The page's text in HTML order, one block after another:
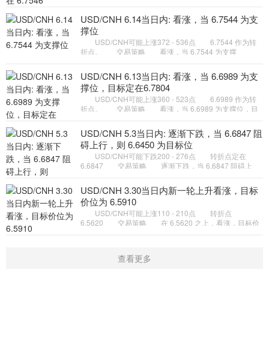
USD/CNH 6.14当日内: 看涨，当 6.7544 为支
撑位
USD/CNH可能上涨372 - 536点 6.7544 作为转
折点。 交易策略 看涨，当 6.7544 为支撑
方向定在 6.7269 和 6.7105
USD/CNH 6.13当日内: 看涨，当 6.6989 为支
撑位，目标定在6.7804
USD/CNH可能上涨360 - 523点 6.6989 作为转
折点。 交易策略 看涨，当 6.6989 为支撑位，目
USD/CNH 目标方向定在 6.
USD/CNH 5.3当日内: 逐渐下跌，当 6.6847 阻
碍上行，则 6.6450 为目标位
USD/CNH可能下跌200 - 276点 转折点定在
6.6847 交易策略 逐渐下跌，当 6.6847 阻碍上
6.6847 ，USD/CNH 目标方
USD/CNH 3.30当日内新一轮上升看涨，目标
价位为 6.5910
USD/CNH可能上涨110 - 210点 转折点
6.5620 交易策略 在 6.5620 之上，看涨，目标价
查看更多